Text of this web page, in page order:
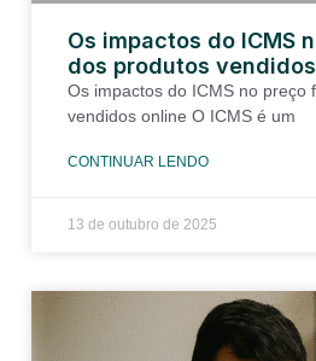
Os impactos do ICMS
dos produtos
Os impactos do ICMS no preço
vendidos online O ICMS é um
CONTINUAR LENDO
13 de outubro de 2025